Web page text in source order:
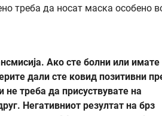
треба да носат маска особено
Ако сте болни или имате
дали сте ковид позитивни
треба да присуствувате на
Негативниот резултат на брз